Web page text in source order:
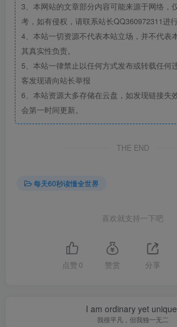
3、本网站的文章部分内容可能来源于网络，
考，如有侵权，请联系站长QQ360972311进行
4、本站一切资源不代表本站立场，并不代表
其真实性负责。
5、本站一律禁止以任何方式发布或转载任何
客发现请向站长举报
6、本站资源大多存储在云盘，如发现链接失
会第一时间更新。
THE END
每天60秒读懂全世界
喜欢就支持一下吧
点赞 0 赞赏 分享
I am ordinary yet
我很平凡，但我独一无二